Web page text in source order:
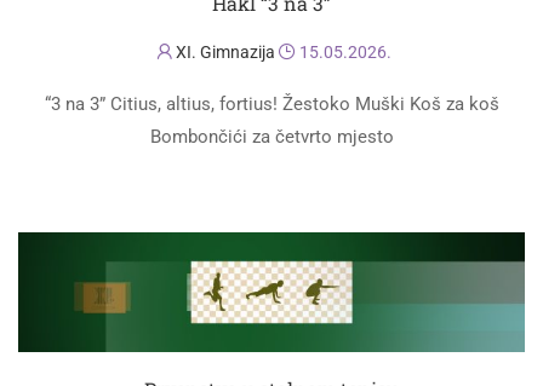
XI. Gimnazija 15.05.2026.
“3 na 3” Citius, altius, fortius! Žestoko Muški Koš za koš
Bombončići za četvrto mjesto